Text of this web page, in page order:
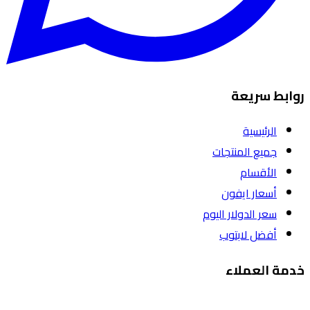
سريعة
الرئيسية
جميع المنتجات
الأقسام
أسعار ايفون
سعر الدولار اليوم
أفضل لابتوب
العملاء